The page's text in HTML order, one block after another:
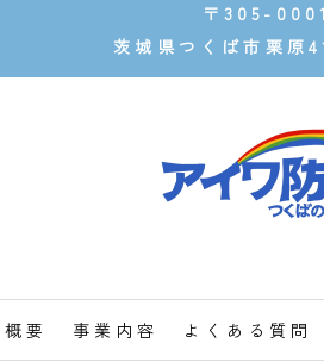
〒305-0001
茨城県つくば市栗原
要 事業内容 よくある質問